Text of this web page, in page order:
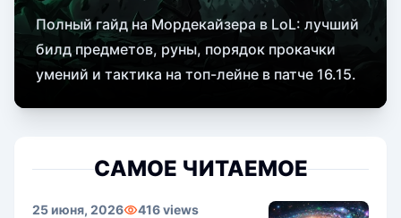
Полный гайд на Мордекайзера в LoL: лучший
билд предметов, руны, порядок прокачки
умений и тактика на топ-лейне в патче 16.15.
САМОЕ ЧИТАЕМОЕ
25 июня, 2026 416 views